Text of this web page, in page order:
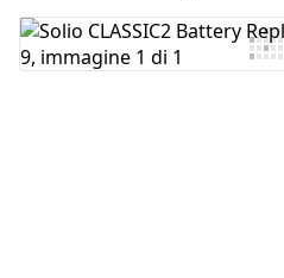
Aggiungi Commento